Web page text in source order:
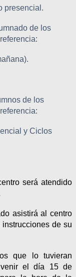
presencial.
de los
de los
y Ciclos
será atendido
asistirá al centro
de su
que lo tuvieran
venir el día 15 de